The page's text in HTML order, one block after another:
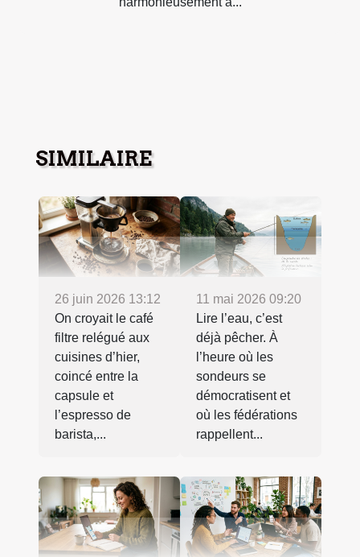
SIMILAIRE
26 juin 2026 13:12
On croyait le café
filtre relégué aux
cuisines d’hier,
coincé entre la
capsule et
l’espresso de
barista,...
11 mai 2026 09:20
Lire l’eau, c’est
déjà pêcher. À
l’heure où les
sondeurs se
démocratisent et
où les fédérations
rappellent...